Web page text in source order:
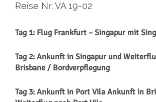
Reise Nr: VA 19-02
Tag 1: Flug Frankfurt – Singapur mit
Tag 2: Ankunft in Singapur und
Brisbane / Bordverpflegung
Tag 3: Ankunft in Port Vila Ankunft in